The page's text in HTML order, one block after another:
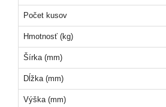
Počet kusov
Hmotnosť (kg)
Šírka (mm)
Dĺžka (mm)
Výška (mm)